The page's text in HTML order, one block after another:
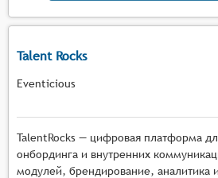
продуктивности,
Talent Rocks
Eventicious
TalentRocks — цифровая платформа
онбординга и внутренних
модулей, брендирование, аналитика